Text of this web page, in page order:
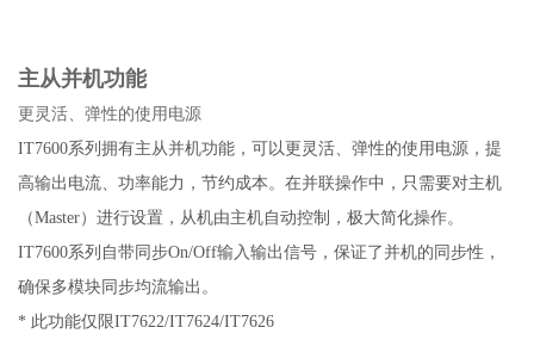
主从并机功能
更灵活、弹性的使用电源
IT7600系列拥有主从并机功能，可以更灵活、弹性的使用电源，提
高输出电流、功率能力，节约成本。在并联操作中，只需要对主机
（Master）进行设置，从机由主机自动控制，极大简化操作。
IT7600系列自带同步On/Off输入输出信号，保证了并机的同步性，
确保多模块同步均流输出。
* 此功能仅限IT7622/IT7624/IT7626